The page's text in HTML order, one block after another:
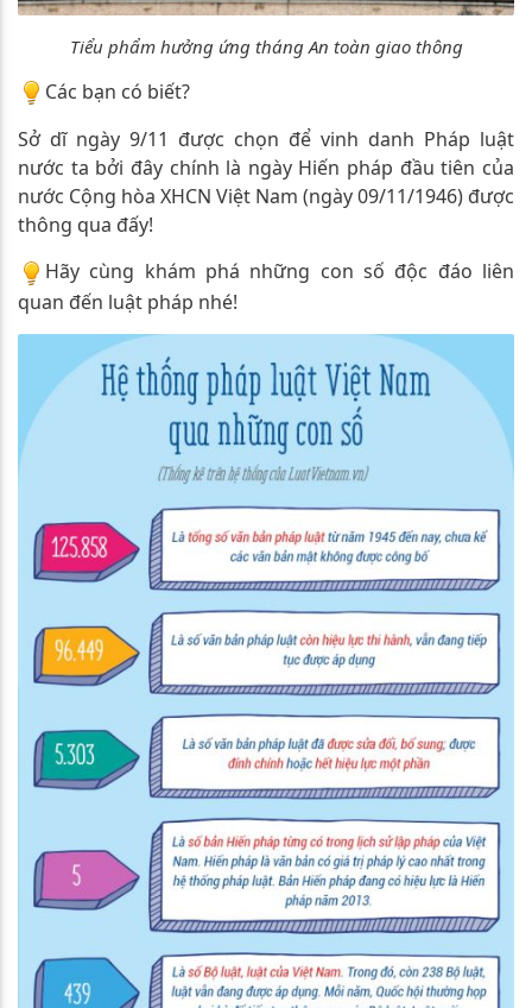
Tiểu phẩm hưởng ứng tháng An toàn giao thông
Các bạn có biết?
Sở dĩ ngày 9/11 được chọn để vinh danh Pháp luật
nước ta bởi đây chính là ngày Hiến pháp đầu tiên của
nước Cộng hòa XHCN Việt Nam (ngày 09/11/1946) được
thông qua đấy!
Hãy cùng khám phá những con số độc đáo liên
quan đến luật pháp nhé!